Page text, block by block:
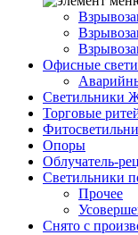
Офисные
Светильники
Торговые
Опоры
Облучатель-
Светильники
Прочее
Снято с